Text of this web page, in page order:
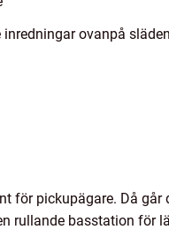
ovanpå
för pickupägare. Då går
rullande basstation för